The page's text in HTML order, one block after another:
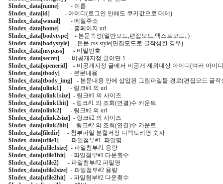
$Index_data[name]
        - 이름
$Index_data[id]
          - 아이디(로그인 안해도 쿠키값으로 대체)
$Index_data[wmail]
       - 메일주소
$Index_data[home]
        - 홈페이지 url
$Index_data[bodytype]
    - 본문속성(일반모드,편집모드,텍스트모드..)
$Index_data[bodystyle]
   - 본문 css style(편집모드로 글작성한 경우)
$Index_data[mypass]
      - 비밀번호
$Index_data[secret]
      - 비공개지정 글이면 1
$Index_data[openerid]
- 비공개지정 글에서 비공개 제외대상 아이디(여러 아이
$Index_data[tbody]
       - 본문내용
$Index_data[tbody_img]
- 본문내용 안에 삽입된 그림파일들 경로(편집모드 글
$Index_data[ulink1]
      - 링크#1 의 url
$Index_data[ulink1size]
  - 링크#1 의 사이즈
$Index_data[ulink1hit]
   - 링크#1 의 조회(연결)수 카운트
$Index_data[ulink2]
      - 링크#2 의 url
$Index_data[ulink2size]
  - 링크#2 의 사이즈
$Index_data[ulink2hit]
   - 링크#2 의 조회(연결)수 카운트
$Index_data[filedir]
     - 첨부파일 분할저장 디렉토리명 숫자
$Index_data[ufile1]
      - 파일첨부#1  파일명
$Index_data[ufile1size]
  - 파일첨부#1 용량
$Index_data[ufile1hit]
   - 파일첨부#1 다운횟수
$Index_data[ufile2]
      - 파일첨부#2 파일명
$Index_data[ufile2size]
  - 파일첨부#2 용량
$Index_data[ufile2hit]
   - 파일첨부#2 다운횟수